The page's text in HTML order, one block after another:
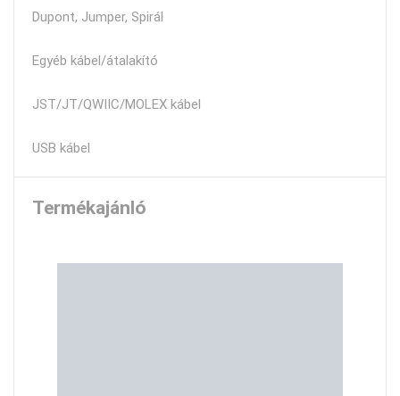
Dupont, Jumper, Spirál
Egyéb kábel/átalakító
JST/JT/QWIIC/MOLEX kábel
USB kábel
Termékajánló